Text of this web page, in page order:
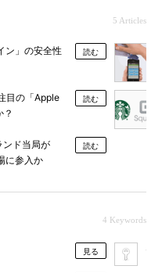
5 Articles
ン」の安全性
読む
目の「Apple
読む
ンド当局が
に参入か
読む
4 Keywords
見る セ